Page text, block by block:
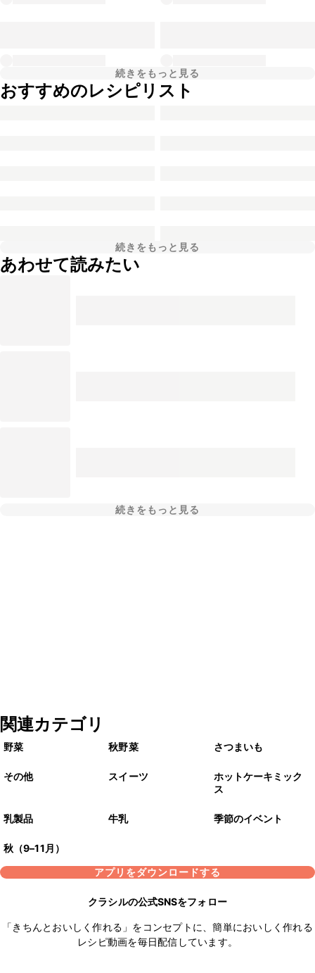
続きをもっと見る
おすすめのレシピリスト
続きをもっと見る
あわせて読みたい
続きをもっと見る
関連カテゴリ
野菜 秋野菜 さつまいも
その他 スイーツ
ホットケーキミック
ス
乳製品 牛乳 季節のイベント
秋（9–11月）
アプリをダウンロードする
クラシルの公式SNSをフォロー
「きちんとおいしく作れる」をコンセプトに、簡単においしく作れる
レシピ動画を毎日配信しています。